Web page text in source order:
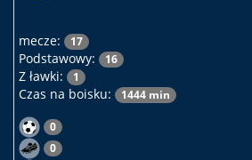
mecze: 17
Podstawowy: 16
Z ławki: 1
Czas na boisku: 1444 min
0
0